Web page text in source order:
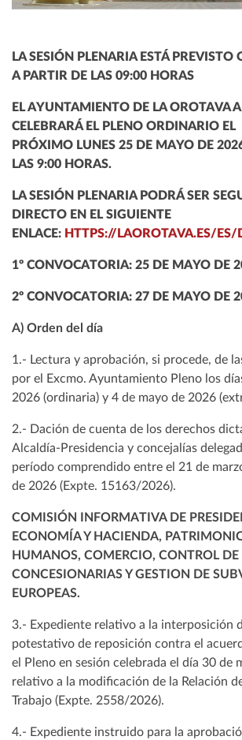
LA SESIÓN PLENARIA ESTÁ PREVISTO
A PARTIR DE LAS 09:00 HORAS
EL AYUNTAMIENTO DE LA OROTAVA
CELEBRARÁ EL PLENO ORDINARIO EL
PRÓXIMO LUNES 25 DE MAYO DE
LAS 9:00 HORAS.
LA SESIÓN PLENARIA PODRÁ SER
DIRECTO EN EL SIGUIENTE
ENLACE: HTTPS://LAOROTAVA.ES/ES/
1º CONVOCATORIA: 25 DE MAYO DE
2º CONVOCATORIA: 27 DE MAYO DE
A) Orden del día
1.- Lectura y aprobación, si procede, de
por el Excmo. Ayuntamiento Pleno los
2026 (ordinaria) y 4 de mayo de 2026
2.- Dación de cuenta de los derechos
Alcaldía-Presidencia y concejalías
período comprendido entre el 21 de
de 2026 (Expte. 15163/2026).
COMISIÓN INFORMATIVA DE
ECONOMÍA Y HACIENDA,
HUMANOS, COMERCIO, CONTROL DE
CONCESIONARIAS Y GESTION DE
EUROPEAS.
3.- Expediente relativo a la interposición
potestativo de reposición contra el
el Pleno en sesión celebrada el día 30 de
relativo a la modificación de la Relación
Trabajo (Expte. 2558/2026).
4.- Expediente instruido para la